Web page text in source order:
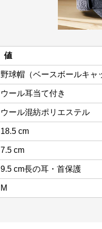
値
野球帽（ベースボールキャ
ウール耳当て付き
ウール混紡ポリエステル
18.5 cm
7.5 cm
9.5 cm長の耳・首保護
M